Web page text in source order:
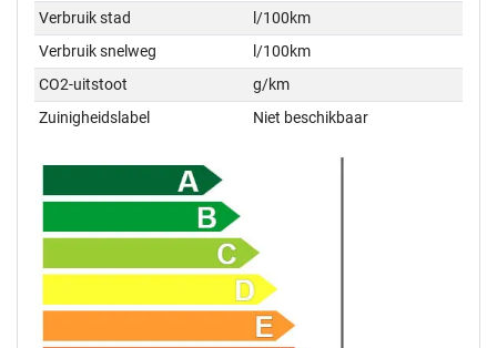
Verbruik stad
l/100km
Verbruik snelweg
l/100km
CO2-uitstoot
g/km
Zuinigheidslabel
Niet beschikbaar